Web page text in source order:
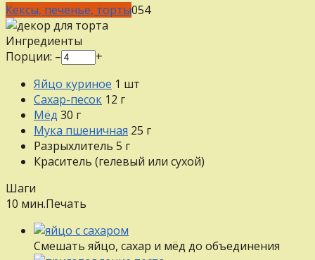
Кексы, печенье, торты054
Ингредиенты
Порции: –
+
Яйцо куриное 1 шт
Сахар-песок 12 г
Мёд 30 г
Мука пшеничная 25 г
Разрыхлитель 5 г
Краситель (гелевый или сухой)
Шаги
10 мин.Печать
Смешать яйцо, сахар и мёд до объединения